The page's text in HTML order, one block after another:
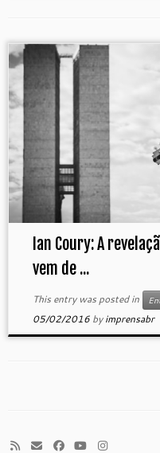
Ian Coury: A
vem de ...
This entry was posted in
05/02/2016 byimprensabr